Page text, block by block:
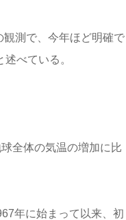
測で、今年ほど明確で
べている。
全体の気温の増加に比
年に始まって以来、初